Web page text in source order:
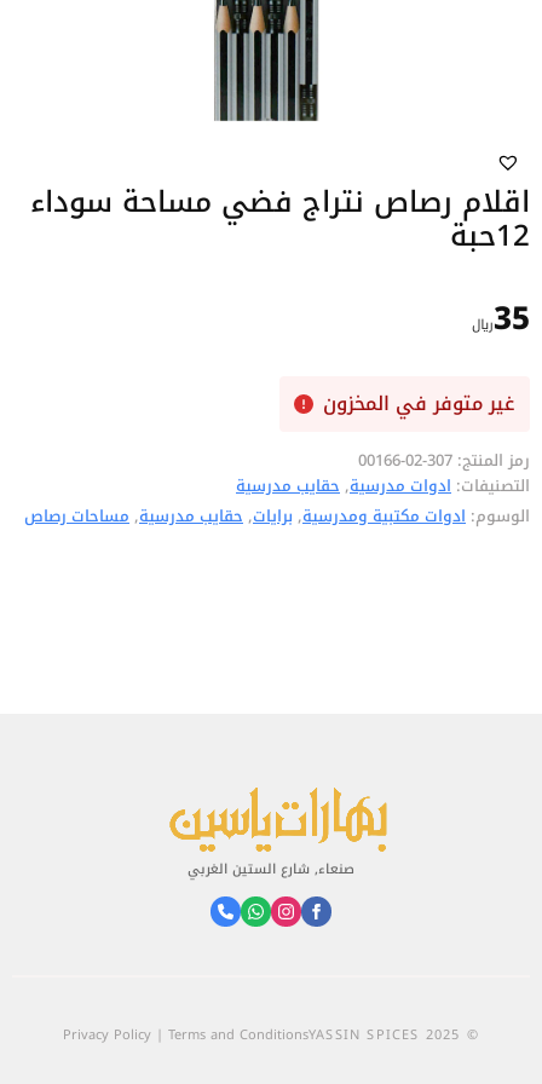
اقلام رصاص نتراج فضي مساحة سوداء
12حبة
35﷼
غير متوفر في المخزون
رمز المنتج: 307-02-00166
التصنيفات: ادوات مدرسية,حقايب مدرسية
الوسوم: ادوات مكتبية ومدرسية, برايات,حقايب مدرسية,مساحات رصاص
صنعاء, شارع الستين الغربي
© 2025 YASSIN SPICES
Privacy Policy | Terms and Conditions